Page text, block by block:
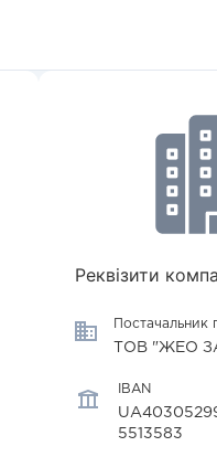
Реквізити
Постачальник
ТОВ "ЖЕО
IBAN
5513583